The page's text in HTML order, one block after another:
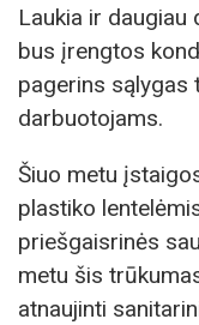
Laukia ir daugiau
bus įrengtos
pagerins sąlygas
darbuotojams.
Šiuo metu
plastiko
priešgaisrinės
metu šis
atnaujinti